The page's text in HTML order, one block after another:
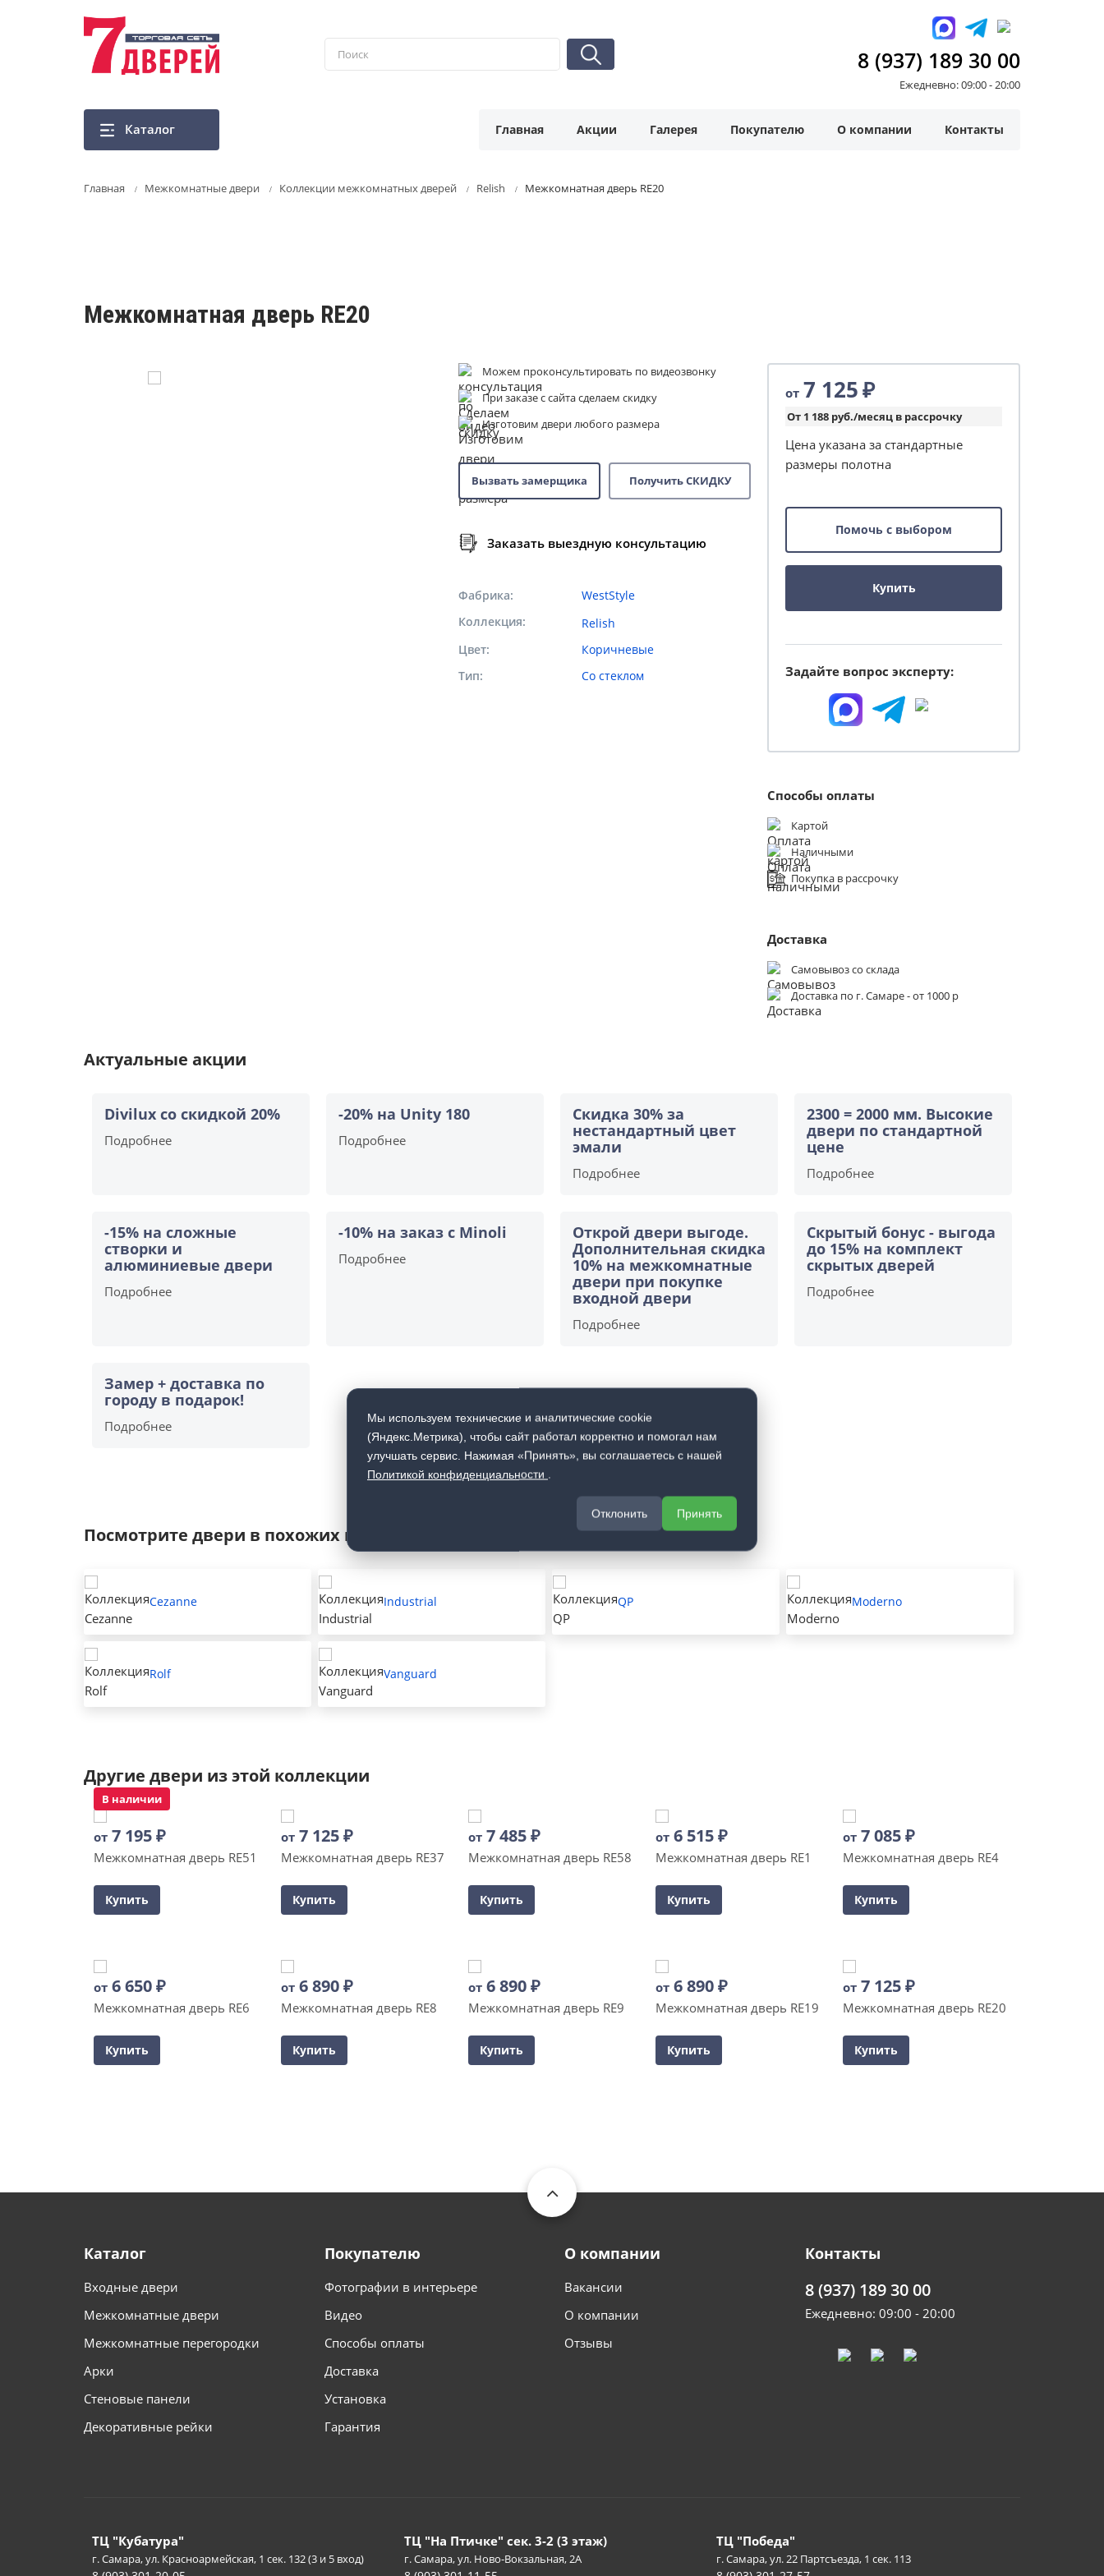
8 (937) 189 30 00
Ежедневно: 09:00 - 20:00
Каталог Главная Акции Галерея Покупателю О компании Контакты
Главная Межкомнатные двери Коллекции межкомнатных дверей Relish Межкомнатная дверь RE20
Межкомнатная дверь RE20
Можем проконсультировать по видеозвонку
При заказе с сайта сделаем скидку
Изготовим двери любого размера
Вызвать замерщика Получить СКИДКУ
Заказать выездную консультацию
Фабрика
WestStyle
Коллекция
Relish
Цвет
Коричневые
Тип
Со стеклом
от 7 125₽
От 1 188 руб./месяц в рассрочку
Цена указана за стандартные
размеры полотна
Помочь с выбором
Купить
Задайте вопрос эксперту:
Способы оплаты
Картой
Наличными
Покупка в рассрочку
Доставка
Самовывоз со склада
Доставка по г. Самаре - от 1000 р
Актуальные акции
Divilux со скидкой 20%
Подробнее
-20% на Unity 180
Подробнее
Скидка 30% за
нестандартный цвет
эмали
Подробнее
2300 = 2000 мм. Высокие
двери по стандартной
цене
Подробнее
-15% на сложные
створки и
алюминиевые двери
Подробнее
-10% на заказ с Minoli
Подробнее
Открой двери выгоде.
Дополнительная скидка
10% на межкомнатные
двери при покупке
входной двери
Подробнее
Скрытый бонус - выгода
до 15% на комплект
скрытых дверей
Подробнее
Замер + доставка по
городу в подарок!
Подробнее
Посмотрите двери в похожих коллекциях
Cezanne Industrial QP Moderno
Rolf Vanguard
Другие двери из этой коллекции
В наличии
от 7 195₽
Межкомнатная дверь RE51
Купить
от 7 125₽
Межкомнатная дверь RE37
Купить
от 7 485₽
Межкомнатная дверь RE58
Купить
от 6 515₽
Межкомнатная дверь RE1
Купить
от 7 085₽
Межкомнатная дверь RE4
Купить
от 6 650₽
Межкомнатная дверь RE6
Купить
от 6 890₽
Межкомнатная дверь RE8
Купить
от 6 890₽
Межкомнатная дверь RE9
Купить
от 6 890₽
Межкомнатная дверь RE19
Купить
от 7 125₽
Межкомнатная дверь RE20
Купить
Каталог
Входные двери
Межкомнатные двери
Межкомнатные перегородки
Арки
Стеновые панели
Декоративные рейки
Покупателю
Фотографии в интерьере
Видео
Способы оплаты
Доставка
Установка
Гарантия
О компании
Вакансии
О компании
Отзывы
Контакты
8 (937) 189 30 00
Ежедневно: 09:00 - 20:00
ТЦ "Кубатура"
г. Самара, ул. Красноармейская, 1 сек. 132 (3 и 5 вход)
ТЦ "На Птичке" сек. 3-2 (3 этаж)
г. Самара, ул. Ново-Вокзальная, 2А
ТЦ "Победа"
г. Самара, ул. 22 Партсъезда, 1 сек. 113
Мы используем технические и аналитические cookie
(Яндекс.Метрика), чтобы сайт работал корректно и помогал нам
улучшать сервис. Нажимая «Принять», вы соглашаетесь с нашей
Политикой конфиденциальности
Отклонить Принять